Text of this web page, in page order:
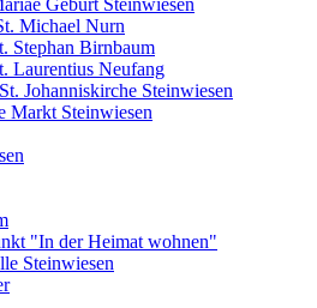
Geburt Steinwiesen
Michael Nurn
Stephan Birnbaum
Laurentius Neufang
Johanniskirche Steinwiesen
Markt Steinwiesen
"In der Heimat wohnen"
Steinwiesen